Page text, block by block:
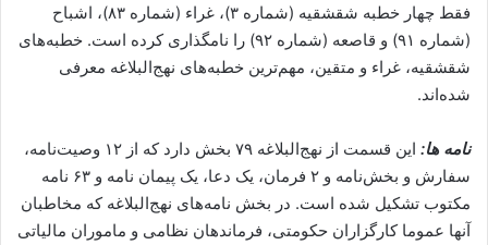
فقط چهار خطبه شقشقیه (شماره ۳)، غراء (شماره ۸۳)، اشباح
(شماره ۹۱) و قاصعه (شماره ۹۲) را نامگذاری کرده است. خطبه‌های
شقشقیه، غراء و متقین، مهم‌ترین خطبه‌های نهج‌البلاغه معرفی
شده‌اند.
نامه ها:
این قسمت از نهج‌البلاغه ۷۹ بخش دارد که از ۱۲ وصیت‌نامه،
سفارش و بخش‌نامه و ۲ فرمان، یک دعا، یک پیمان نامه و ۶۳ نامه
مکتوب تشکیل شده است. در بخش نامه‌های نهج‌البلاغه که مخاطبان
آنها عموما کارگزاران حکومتی، فرماندهان نظامی و ماموران مالیاتی